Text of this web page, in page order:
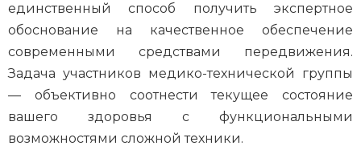
единственный способ получить экспертное
обоснование на качественное обеспечение
современными средствами передвижения.
Задача участников медико-технической группы
— объективно соотнести текущее состояние
вашего здоровья с функциональными
возможностями сложной техники.